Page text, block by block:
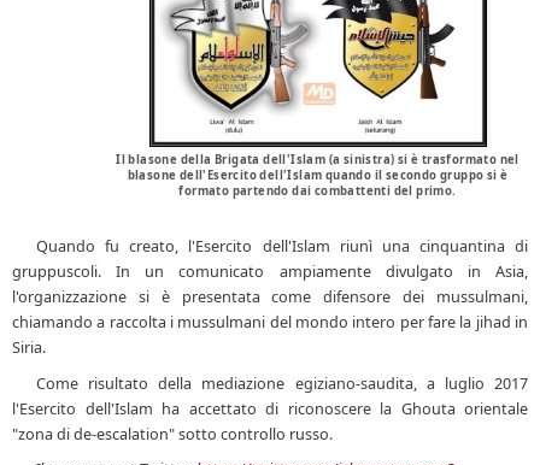
Il blasone della Brigata dell'Islam (a sinistra) si è trasformato nel
blasone dell'Esercito dell'Islam quando il secondo gruppo si è
formato partendo dai combattenti del primo.
Quando fu creato, l'Esercito dell'Islam riunì una cinquantina di
gruppuscoli. In un comunicato ampiamente divulgato in Asia,
l'organizzazione si è presentata come difensore dei mussulmani,
chiamando a raccolta i mussulmani del mondo intero per fare la jihad in
Siria.
Come risultato della mediazione egiziano-saudita, a luglio 2017
l'Esercito dell'Islam ha accettato di riconoscere la Ghouta orientale
"zona di de-escalation" sotto controllo russo.